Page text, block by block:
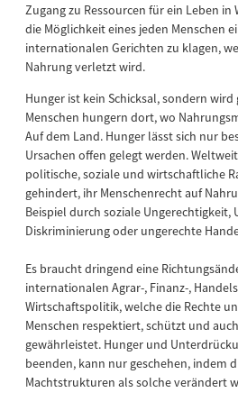
Zugang zu Ressourcen für ein Leben in
die Möglichkeit eines jeden Menschen
internationalen Gerichten zu klagen,
Nahrung verletzt wird.
Hunger ist kein Schicksal, sondern
Menschen hungern dort, wo
Auf dem Land. Hunger lässt sich nur
Ursachen offen gelegt werden.
politische, soziale und wirtschaftliche
gehindert, ihr Menschenrecht auf
Beispiel durch soziale Ungerechtigkeit,
Diskriminierung oder ungerechte
Es braucht dringend eine
internationalen Agrar-, Finanz-,
Wirtschaftspolitik, welche die Rechte
Menschen respektiert, schützt und
gewährleistet. Hunger und
beenden, kann nur geschehen, indem
Machtstrukturen als solche verändert